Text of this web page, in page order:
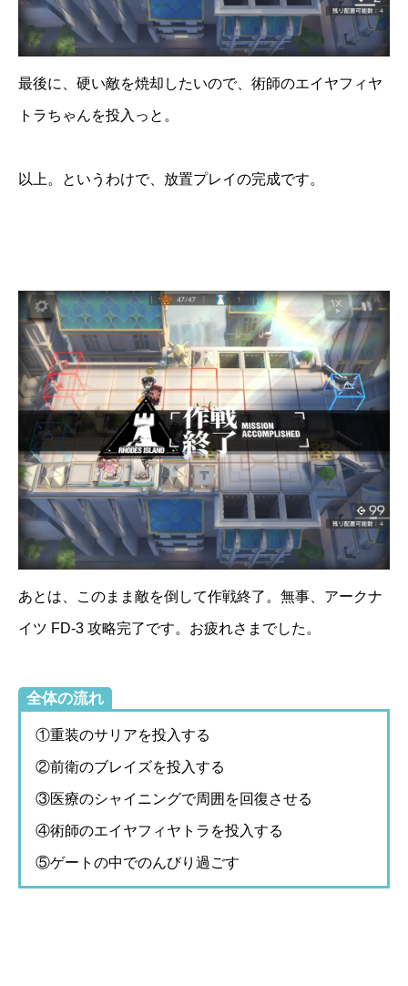
最後に、硬い敵を焼却したいので、術師のエイヤフィヤ
トラちゃんを投入っと。
以上。というわけで、放置プレイの完成です。
あとは、このまま敵を倒して作戦終了。無事、アークナ
イツ FD-3 攻略完了です。お疲れさまでした。
全体の流れ
①重装のサリアを投入する
②前衛のブレイズを投入する
③医療のシャイニングで周囲を回復させる
④術師のエイヤフィヤトラを投入する
⑤ゲートの中でのんびり過ごす